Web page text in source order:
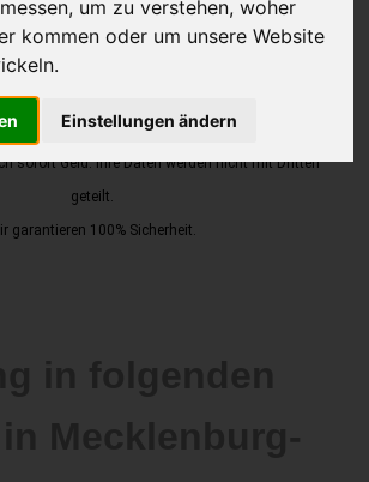
um zu verstehen, woher
kommen oder um unsere Website
Einstellungen ändern
BEWERTUNG
für den Ankauf Ihres Autos inklusive der
sofort Geld. Ihre Daten werden nicht mit Dritten
geteilt.
garantieren 100% Sicherheit.